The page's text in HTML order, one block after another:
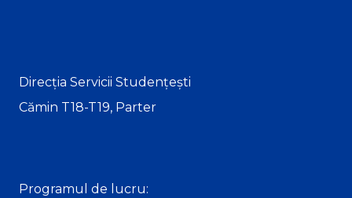
Direcția Servicii Studențești
Cămin T18-T19, Parter
Programul de lucru: